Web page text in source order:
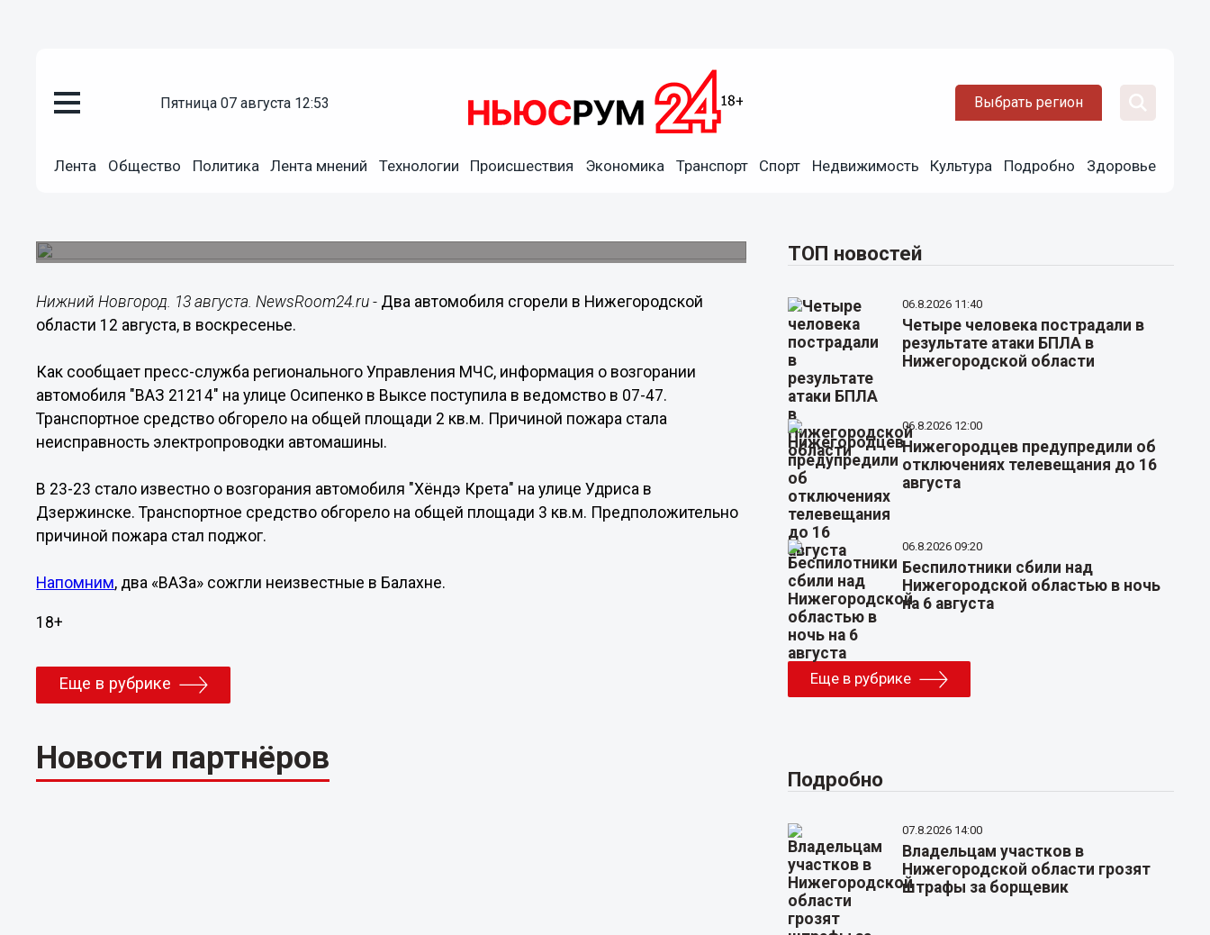
пятница 07 августа 12:53 Выбрать регион
Лента Общество Политика Лента мнений Технологии Происшествия Экономика Транспорт Спорт Недвижимость Культура Подробно Здоровье
Два автомобиля сгорели в Нижегородской области 12
Нижний Новгород. 13 августа. NewsRoom24.ru - Два автомобиля сгорели в Нижегородской
области 12 августа, в воскресенье.
Как сообщает пресс-служба регионального Управления МЧС, информация о возгорании
автомобиля "ВАЗ 21214" на улице Осипенко в Выксе поступила в ведомство в 07-47.
Транспортное средство обгорело на общей площади 2 кв.м. Причиной пожара стала
неисправность электропроводки автомашины.
В 23-23 стало известно о возгорания автомобиля "Хёндэ Крета" на улице Удриса в
Дзержинске. Транспортное средство обгорело на общей площади 3 кв.м. Предположительно
причиной пожара стал поджог.
Напомним, два «ВАЗа» сожгли неизвестные в Балахне.
18+
Еще в рубрике
Новости партнёров
ТОП новостей
06.8.2026 11:40
Четыре человека пострадали в
результате атаки БПЛА в
Нижегородской области
06.8.2026 12:00
Нижегородцев предупредили об
отключениях телевещания до 16
августа
06.8.2026 09:20
Беспилотники сбили над
Нижегородской областью в ночь
на 6 августа
Еще в рубрике
Подробно
07.8.2026 14:00
Владельцам участков в
Нижегородской области грозят
штрафы за борщевик